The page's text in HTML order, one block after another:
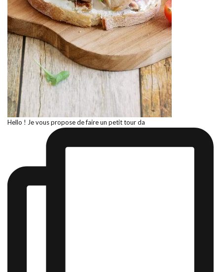
Hello ! Je vous propose de faire un petit tour da